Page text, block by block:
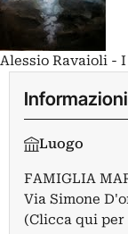
Alessio Ravaioli -
Luogo
FAMIGLIA
Via Simone
(Clicca qui per